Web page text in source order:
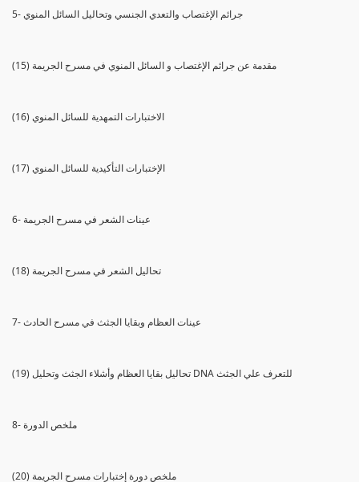
5- جرائم الإغتصاب والتعدي الجنسي وتحاليل السائل المنوي
(15) مقدمة عن جرائم الإغتصاب و السائل المنوي في مسرح الجريمة
(16) الاختبارات التمهدية للسائل المنوي
(17) الإختبارات التأكيدية للسائل المنوي
6- عينات الشعر في مسرح الجريمة
(18) تحاليل الشعر في مسرح الجريمة
7- عينات العظام وبقايا الجثث في مسرح الحادث
(19) تحاليل بقايا العظام وأشلاء الجثث وتحليل DNA للتعرف علي الجثث
8- ملخص الدورة
(20) ملخص دورة إختبارات مسرح الجريمة